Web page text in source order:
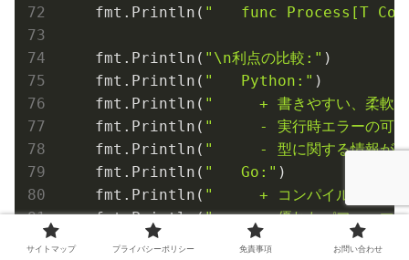
    fmt.Println(
"   func Process[T
    fmt.Println(
"\n利点の比較:" )
    fmt.Println(
"   Python:" )
    fmt.Println(
"     + 書きやすい、柔軟"
    fmt.Println(
"     - 実行時エラーの可
    fmt.Println(
"     - 型に関する情報が
    fmt.Println(
"   Go:" )
    fmt.Println(
"     + コンパイル時の型
    fmt.Println(
"     + 優れたパフォーマ
    fmt.Println(
"     + 明確な型制約"
サイトマップ プライバシーポリシー 免責事項 お問い合わせ